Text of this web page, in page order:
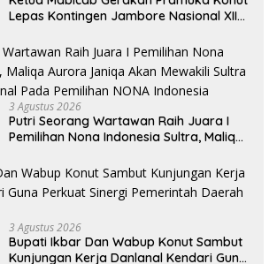
Lepas Kontingen Jambore Nasional XII
3 Agustus 2026
Putri Seorang Wartawan ‎Raih Juara I
Pemilihan Nona Indonesia Sultra, Maliqa
Tingkat Nasional Pada Pemilihan NONA
Indonesia
3 Agustus 2026
Bupati Ikbar Dan Wabup Konut Sambut
Kunjungan Kerja Danlanal Kendari Guna